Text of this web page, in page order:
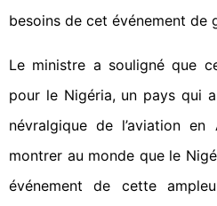
besoins de cet événement de
Le ministre a souligné que
pour le Nigéria, un pays qui
névralgique de l’aviation
montrer au monde que le
événement de cette